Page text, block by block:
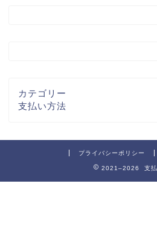
カテゴリー
支払い方法
プライバシーポリシー
2021–2026 支払